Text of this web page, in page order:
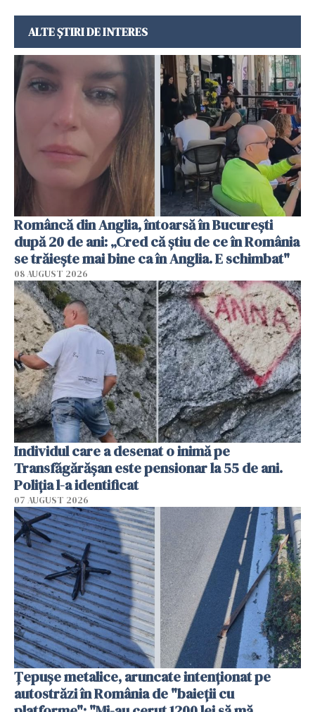
ALTE ȘTIRI DE INTERES
Româncă din Anglia, întoarsă în București
după 20 de ani: „Cred că știu de ce în România
se trăiește mai bine ca în Anglia. E schimbat"
08 AUGUST 2026
Individul care a desenat o inimă pe
Transfăgărășan este pensionar la 55 de ani.
Poliția l-a identificat
07 AUGUST 2026
Țepușe metalice, aruncate intenționat pe
autostrăzi în România de "baieții cu